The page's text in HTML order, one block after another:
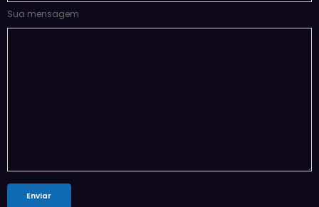
Sua mensagem